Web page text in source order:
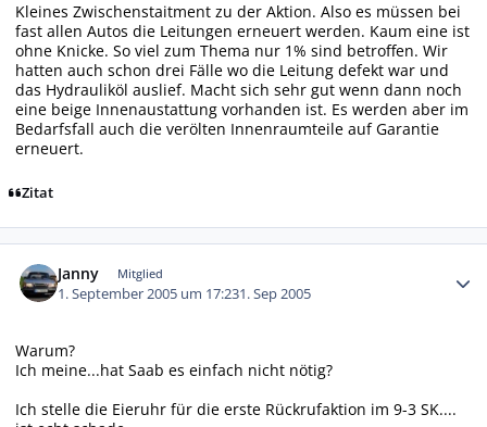
Kleines Zwischenstaitment zu der Aktion. Also es müssen bei
fast allen Autos die Leitungen erneuert werden. Kaum eine ist
ohne Knicke. So viel zum Thema nur 1% sind betroffen. Wir
hatten auch schon drei Fälle wo die Leitung defekt war und
das Hydrauliköl auslief. Macht sich sehr gut wenn dann noch
eine beige Innenaustattung vorhanden ist. Es werden aber im
Bedarfsfall auch die verölten Innenraumteile auf Garantie
erneuert.
Zitat
Janny Mitglied
1. September 2005 um 17:231. Sep 2005
Warum?
Ich meine...hat Saab es einfach nicht nötig?
Ich stelle die Eieruhr für die erste Rückrufaktion im 9-3 SK....